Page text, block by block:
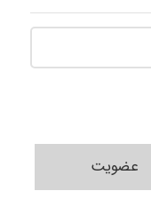
عضویت